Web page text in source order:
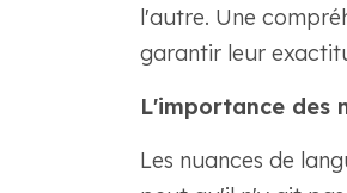
l'autre. Une
garantir leur
L'importance des
Les nuances de